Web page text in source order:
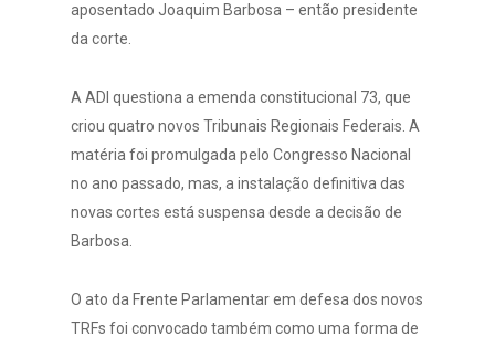
aposentado Joaquim Barbosa – então presidente
da corte.
A ADI questiona a emenda constitucional 73, que
criou quatro novos Tribunais Regionais Federais. A
matéria foi promulgada pelo Congresso Nacional
no ano passado, mas, a instalação definitiva das
novas cortes está suspensa desde a decisão de
Barbosa.
O ato da Frente Parlamentar em defesa dos novos
TRFs foi convocado também como uma forma de